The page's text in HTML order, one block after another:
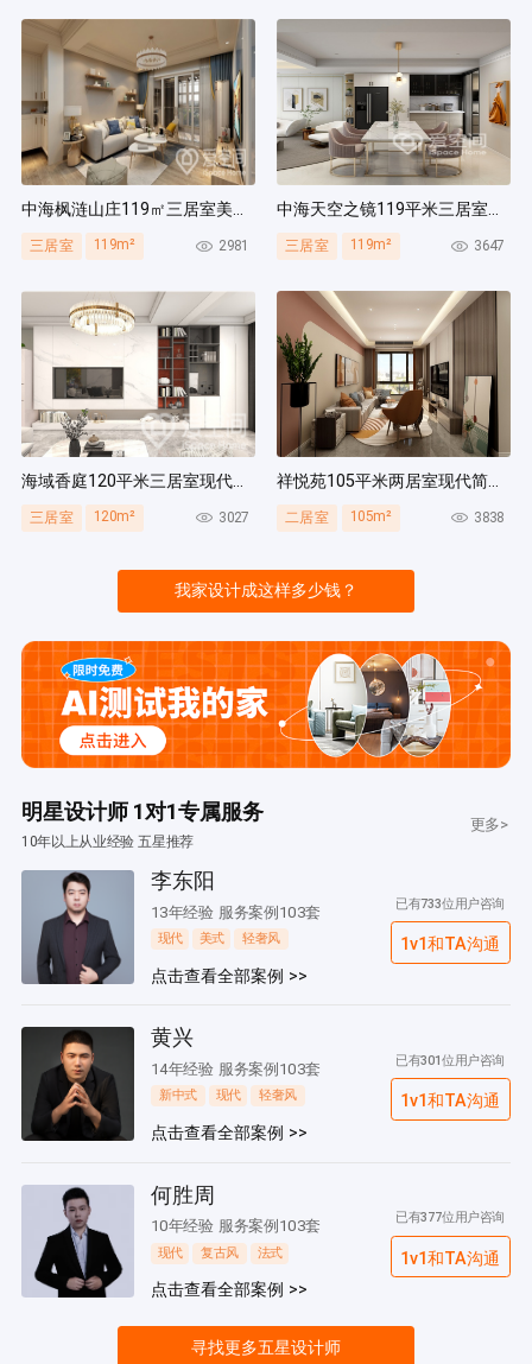
中海枫涟山庄119㎡三居室美式风装修案例
三居室 119m² 2981
中海天空之镜119平米三居室北欧风装修案例
三居室 119m² 3647
海域香庭120平米三居室现代简约风装修案例
三居室 120m² 3027
祥悦苑105平米两居室现代简约风装修案例
二居室 105m² 3838
我家设计成这样多少钱？
明星设计师 1对1专属服务
10年以上从业经验 五星推荐
更多>
李东阳
13年经验 服务案例103套
现代 美式 轻奢风
点击查看全部案例 >>
已有733位用户咨询
1v1和TA沟通
黄兴
14年经验 服务案例103套
新中式 现代 轻奢风
点击查看全部案例 >>
已有301位用户咨询
1v1和TA沟通
何胜周
10年经验 服务案例103套
现代 复古风 法式
点击查看全部案例 >>
已有377位用户咨询
1v1和TA沟通
寻找更多五星设计师